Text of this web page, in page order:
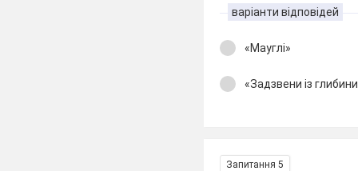
варіанти відповідей
«Мауглі»
«Задзвени із
Запитання 5